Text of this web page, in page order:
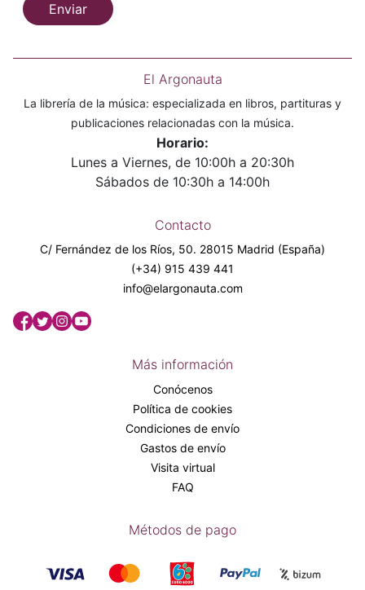
Enviar
El Argonauta
La librería de la música: especializada en libros, partituras y
publicaciones relacionadas con la música.
Horario:
Lunes a Viernes, de 10:00h a 20:30h
Sábados de 10:30h a 14:00h
Contacto
C/ Fernández de los Ríos, 50. 28015 Madrid (España)
(+34) 915 439 441
info@elargonauta.com
Más información
Conócenos
Política de cookies
Condiciones de envío
Gastos de envío
Visita virtual
FAQ
Métodos de pago